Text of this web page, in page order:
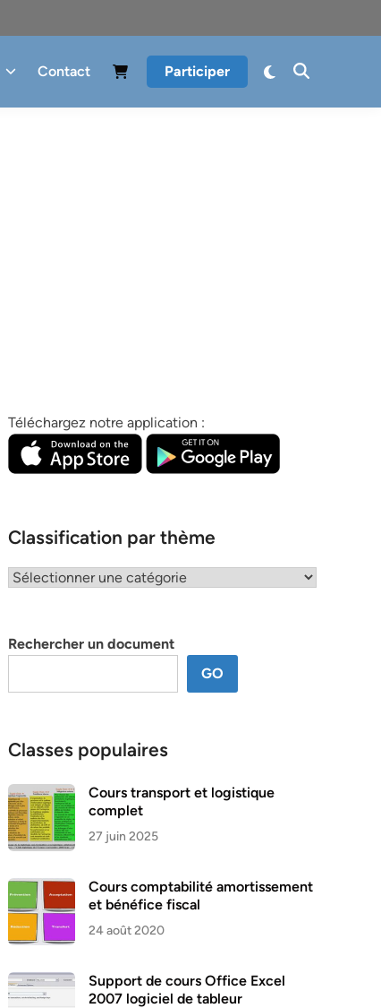
Contact Participer
Téléchargez notre application :
Classification par thème
Classification
Rechercher un document
GO
Classes populaires
Cours transport et logistique
complet
27 juin 2025
Cours comptabilité amortissement
et bénéfice fiscal
24 août 2020
Support de cours Office Excel
2007 logiciel de tableur